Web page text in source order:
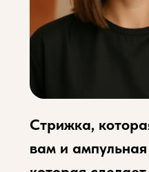
вам и ампульная
которая сделает волосы
🔥 Выгода 800₽
💆‍♀ Подбор ухода